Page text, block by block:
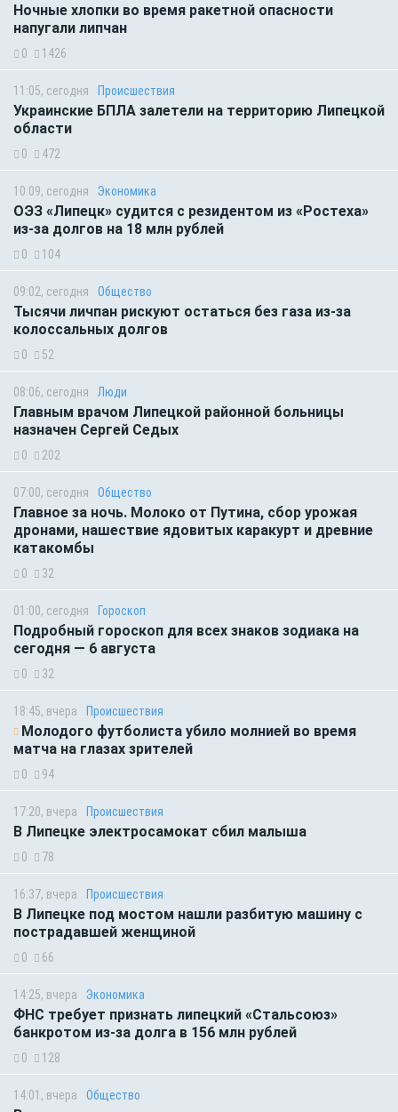
Ночные хлопки во время ракетной опасности
напугали липчан
0 1426
11:05, сегодня Происшествия
Украинские БПЛА залетели на территорию Липецкой
области
0 472
10:09, сегодня Экономика
ОЭЗ «Липецк» судится с резидентом из «Ростеха»
из-за долгов на 18 млн рублей
0 104
09:02, сегодня Общество
Тысячи личпан рискуют остаться без газа из-за
колоссальных долгов
0 52
08:06, сегодня Люди
Главным врачом Липецкой районной больницы
назначен Сергей Седых
0 202
07:00, сегодня Общество
Главное за ночь. Молоко от Путина, сбор урожая
дронами, нашествие ядовитых каракурт и древние
катакомбы
0 32
01:00, сегодня Гороскоп
Подробный гороскоп для всех знаков зодиака на
сегодня — 6 августа
0 32
18:45, вчера Происшествия
Молодого футболиста убило молнией во время
матча на глазах зрителей
0 94
17:20, вчера Происшествия
В Липецке электросамокат сбил малыша
0 78
16:37, вчера Происшествия
В Липецке под мостом нашли разбитую машину с
пострадавшей женщиной
0 66
14:25, вчера Экономика
ФНС требует признать липецкий «Стальсоюз»
банкротом из-за долга в 156 млн рублей
0 128
14:01, вчера Общество